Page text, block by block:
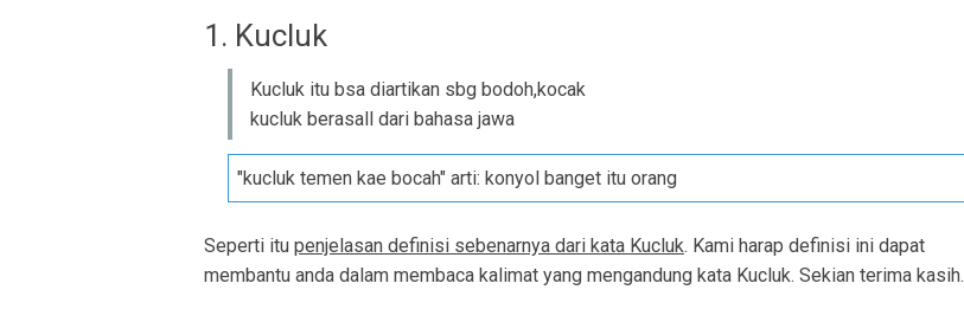
1. Kucluk
Kucluk itu bsa diartikan sbg bodoh,kocak
kucluk berasall dari bahasa jawa
"kucluk temen kae bocah" arti: konyol banget itu orang
Seperti itu penjelasan definisi sebenarnya dari kata Kucluk. Kami harap definisi ini dapat
membantu anda dalam membaca kalimat yang mengandung kata Kucluk. Sekian terima kasih.